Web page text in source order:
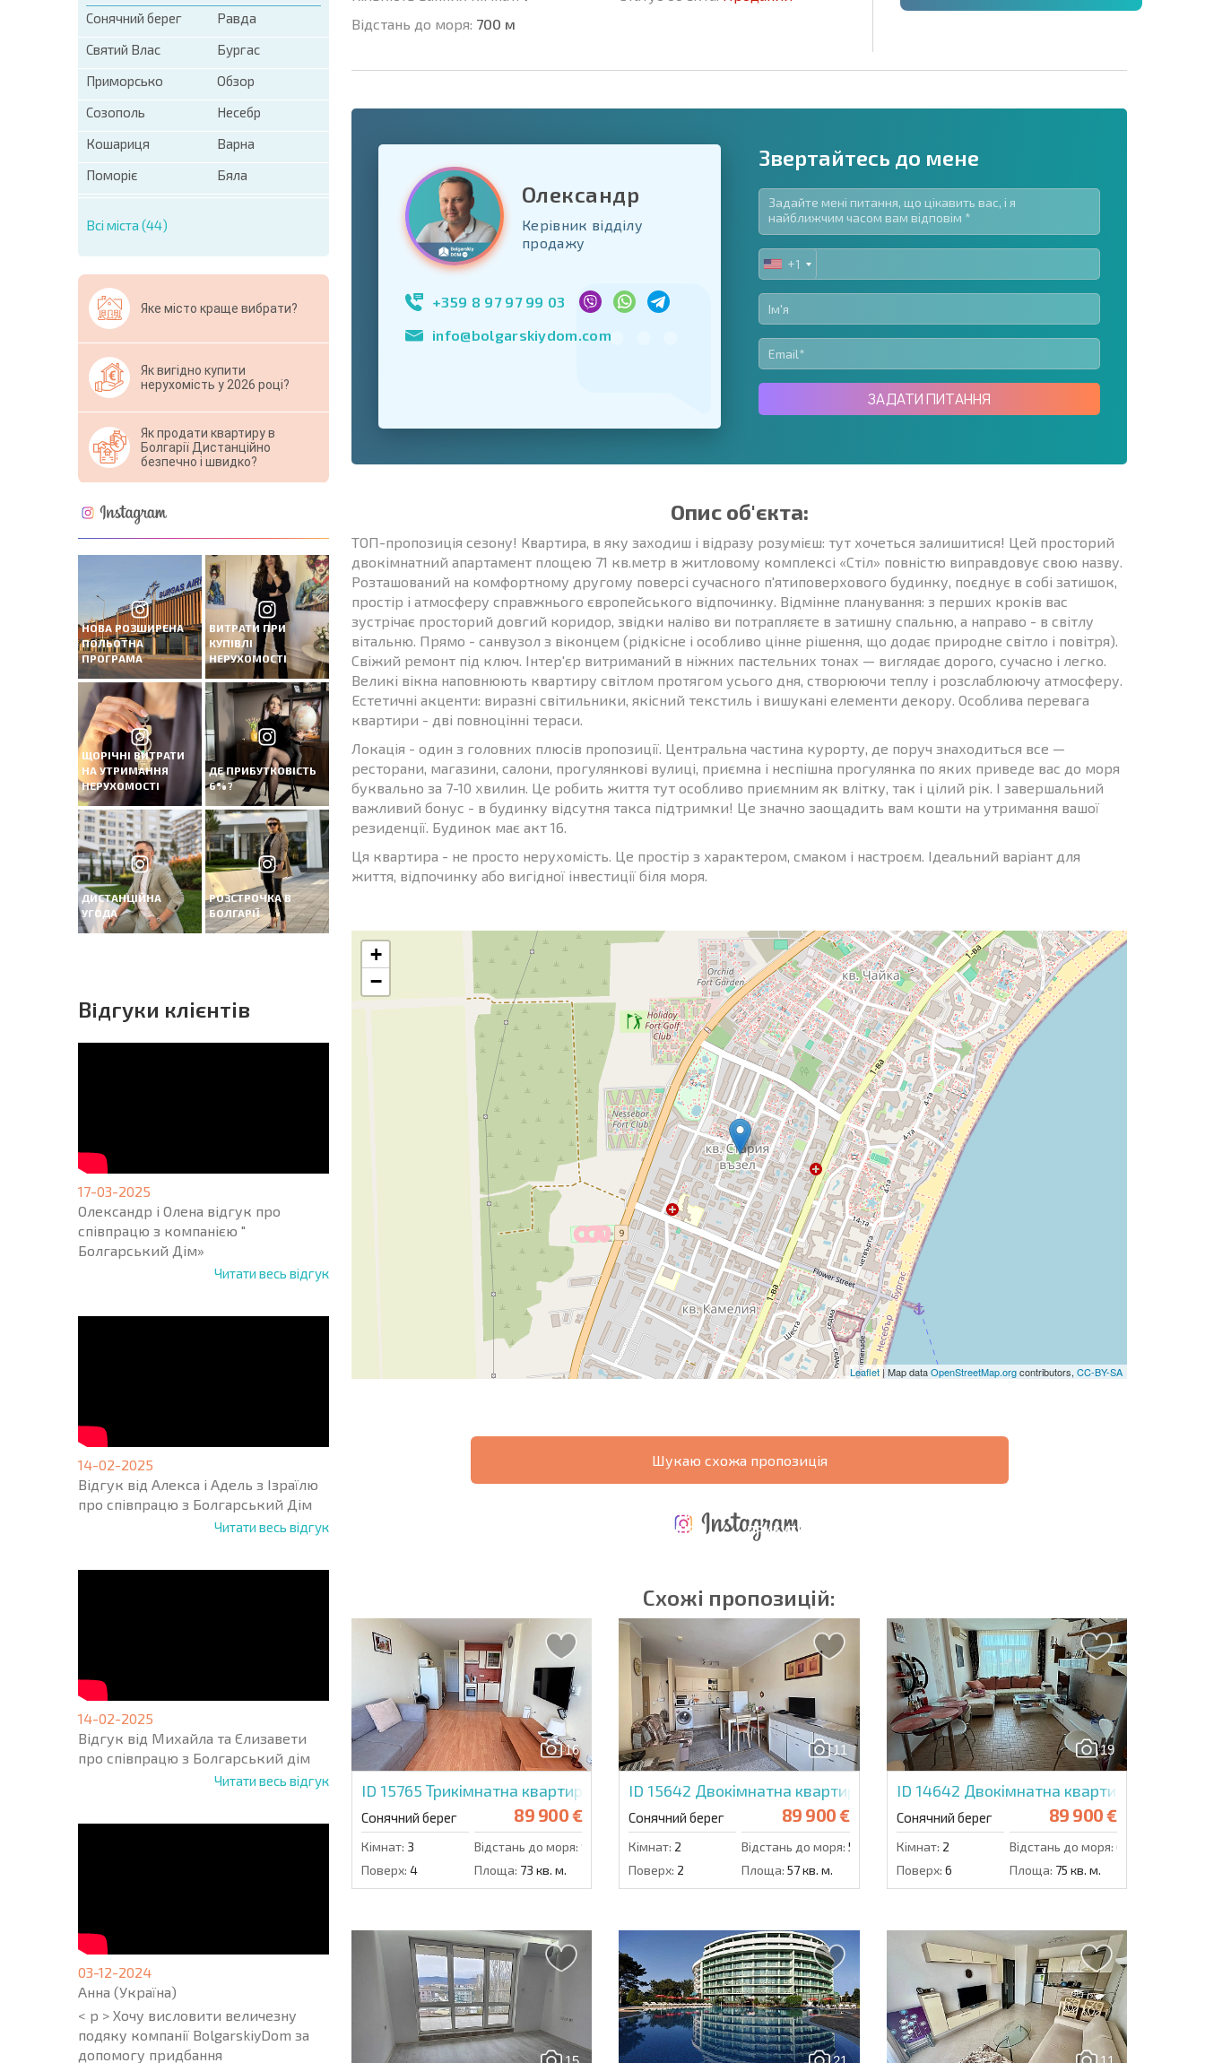
Сонячний берег
Равда
Святий Влас
Бургас
Приморсько
Обзор
Созополь
Несебр
Кошариця
Варна
Поморіє
Бяла
Всі міста (44)
Яке місто краще вибрати?
Як вигідно купити
нерухомість у 2026 році?
Як продати квартиру в
Болгарії Дистанційно
безпечно і швидко?
НОВА РОЗШИРЕНА
ПОЛЬОТНА
ПРОГРАМА
ВИТРАТИ ПРИ
КУПІВЛІ
НЕРУХОМОСТІ
ЩОРІЧНІ ВИТРАТИ
НА УТРИМАННЯ
НЕРУХОМОСТІ
ДЕ ПРИБУТКОВІСТЬ
6%?
ДИСТАНЦІЙНА
УГОДА
РОЗСТРОЧКА В
БОЛГАРІЇ
Вiдгуки клієнтів
17-03-2025
Олександр і Олена відгук про
співпрацю з компанією "
Болгарський Дім»
Читати весь відгук
14-02-2025
Відгук від Алекса і Адель з Ізраїлю
про співпрацю з Болгарський Дім
Читати весь відгук
14-02-2025
Відгук від Михайла та Єлизавети
про співпрацю з Болгарський дім
Читати весь відгук
03-12-2024
Анна (Україна)
< p > Хочу висловити величезну
подяку компанії BolgarskiyDom за
допомогу придбання
Відстань до моря: 700 м
United
+1
* Поля обов'язкові для заповнення
Свернуть форму
Підписатися на розсилку | Натискаючи кнопку, ви дозволяєте
використання своїх даних.
Надіслати повідомлення
Олександр
Керівник відділу
продажу
+359 8 97 97 99 03
info@bolgarskiydom.com
Звертайтесь до мене
UNITED
STATES
+1
+1
ЗАДАТИ ПИТАННЯ
Опис об'єкта:
ТОП-пропозиція сезону! Квартира, в яку заходиш і відразу розумієш: тут хочеться залишитися! Цей просторий
двокімнатний апартамент площею 71 кв.метр в житловому комплексі «Стіл» повністю виправдовує свою назву.
Розташований на комфортному другому поверсі сучасного п'ятиповерхового будинку, поєднує в собі затишок,
простір і атмосферу справжнього європейського відпочинку. Відмінне планування: з перших кроків вас
зустрічає просторий довгий коридор, звідки наліво ви потрапляєте в затишну спальню, а направо - в світлу
вітальню. Прямо - санвузол з віконцем (рідкісне і особливо цінне рішення, що додає природне світло і повітря).
Свіжий ремонт під ключ. Інтер'єр витриманий в ніжних пастельних тонах — виглядає дорого, сучасно і легко.
Великі вікна наповнюють квартиру світлом протягом усього дня, створюючи теплу і розслаблюючу атмосферу.
Естетичні акценти: виразні світильники, якісний текстиль і вишукані елементи декору. Особлива перевага
квартири - дві повноцінні тераси.
Локація - один з головних плюсів пропозиції. Центральна частина курорту, де поруч знаходиться все —
ресторани, магазини, салони, прогулянкові вулиці, приємна і неспішна прогулянка по яких приведе вас до моря
буквально за 7-10 хвилин. Це робить життя тут особливо приємним як влітку, так і цілий рік. І завершальний
важливий бонус - в будинку відсутня такса підтримки! Це значно заощадить вам кошти на утримання вашої
резиденції. Будинок має акт 16.
Ця квартира - не просто нерухомість. Це простір з характером, смаком і настроєм. Ідеальний варіант для
життя, відпочинку або вигідної інвестиції біля моря.
+
−
Leaflet | Map dataOpenStreetMap.orgcontributors, CC-BY-SA
Шукаю схожа пропозиція
* Поля обов'язкові для заповнення
Підписатися на розсилку | Натискаючи кнопку, ви дозволяєте
використання своїх даних.
Надіслати повідомлення
ВИТРАТИ НА
УТРИМАННЯ
ПРИБУТКОВІСТЬ
Схожі пропозицій:
16
ID 15765 Трикімнатна квартира в Nessebar Fort Club
Сонячний берег 89 900 €
Кімнат: 3 Відстань до моря: 900 м.
Поверх: 4 Площа: 73 кв. м.
11
ID 15642 Двокімнатна квартира в Роял Сан
Сонячний берег 89 900 €
Кімнат: 2 Відстань до моря: 500 м.
Поверх: 2 Площа: 57 кв. м.
19
ID 14642 Двокімнатна квартира в Глобал
Сонячний берег 89 900 €
Кімнат: 2 Відстань до моря: 600 м.
Поверх: 6 Площа: 75 кв. м.